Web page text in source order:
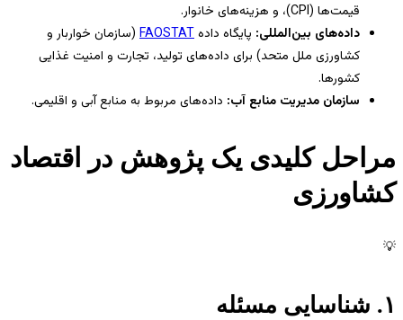
قیمت‌ها (CPI)، و هزینه‌های خانوار.
داده‌های بین‌المللی: پایگاه دادهFAOSTAT (سازمان خواربار و
کشاورزی ملل متحد) برای داده‌های تولید، تجارت و امنیت غذایی
کشورها.
سازمان مدیریت منابع آب: داده‌های مربوط به منابع آبی و اقلیمی.
مراحل کلیدی یک پژوهش در اقتصاد
کشاورزی
💡
۱. شناسایی مسئله